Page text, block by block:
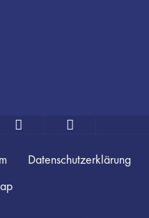
Datenschutzerklärung